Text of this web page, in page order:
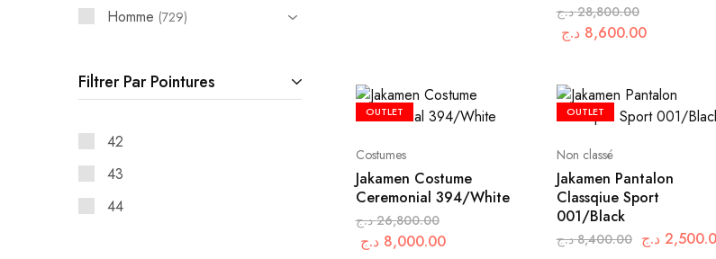
28,800.00 د.ج
8,600.00 د.ج
OUTLET
Costumes
Jakamen Costume
Ceremonial 394/White
26,800.00 د.ج
8,000.00 د.ج
OUTLET
Non classé
Jakamen Pantalon
Classqiue Sport
001/Black
8,400.00 د.ج د.ج
Homme 729
Filtrer Par Pointures
42
43
44